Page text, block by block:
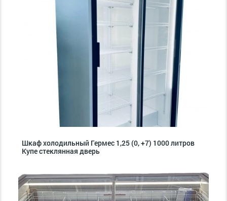
Шкаф холодильный Гермес 1,25 (0, +7) 1000 литров
Купе стеклянная дверь